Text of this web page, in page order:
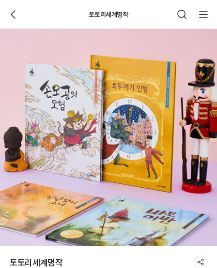
토토리세계명작
상
세
페
이
지
토토리세계명작